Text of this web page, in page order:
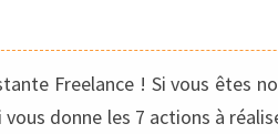
MON
CHIFFRE
D’AFFAIRES
Freelance ! Si vous êtes
donne les 7 actions à